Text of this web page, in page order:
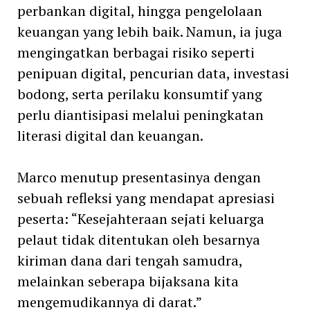
perbankan digital, hingga pengelolaan
keuangan yang lebih baik. Namun, ia juga
mengingatkan berbagai risiko seperti
penipuan digital, pencurian data, investasi
bodong, serta perilaku konsumtif yang
perlu diantisipasi melalui peningkatan
literasi digital dan keuangan.
Marco menutup presentasinya dengan
sebuah refleksi yang mendapat apresiasi
peserta: “Kesejahteraan sejati keluarga
pelaut tidak ditentukan oleh besarnya
kiriman dana dari tengah samudra,
melainkan seberapa bijaksana kita
mengemudikannya di darat.”